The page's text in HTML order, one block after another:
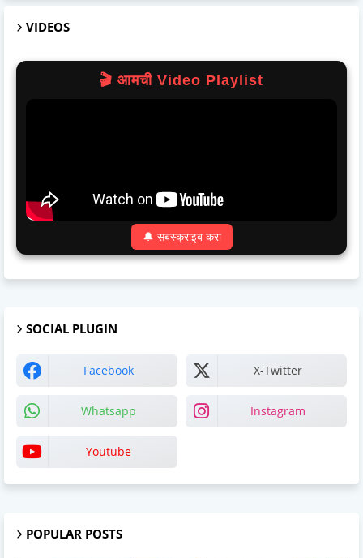
VIDEOS
🎬 आमची Video Playlist
🔔 सबस्क्राइब करा
SOCIAL PLUGIN
Facebook X-Twitter
Whatsapp Instagram
Youtube
POPULAR POSTS